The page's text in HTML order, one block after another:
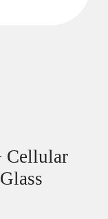
Cellular